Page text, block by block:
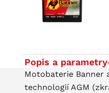
Popis a parametry
Motobaterie Banner
technologií AGM